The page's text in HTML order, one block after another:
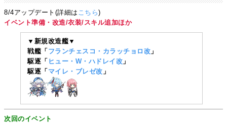
8/4アップデート(詳細は こちら)
イベント準備・改造/衣装/スキル追加ほか
▼新規改造艦▼
戦艦「 フランチェスコ・カラッチョロ改 」
駆逐「 ヒュー・W・ハドレイ改 」
駆逐「 マイレ・ブレゼ改 」
次回のイベント